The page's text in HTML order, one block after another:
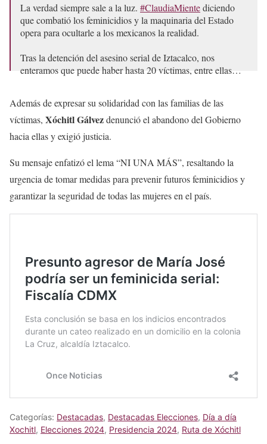
La verdad siempre sale a la luz. #ClaudiaMientediciendo
que combatió los feminicidios y la maquinaria del Estado
opera para ocultarle a los mexicanos la realidad.
Tras la detención del asesino serial de Iztacalco, nos
enteramos que puede haber hasta 20 víctimas, entre ellas…
Además de expresar su solidaridad con las familias de las
víctimas, Xóchitl Gálvezdenunció el abandono del Gobierno
hacia ellas y exigió justicia.
Su mensaje enfatizó el lema “NI UNA MÁS”, resaltando la
urgencia de tomar medidas para prevenir futuros feminicidios y
garantizar la seguridad de todas las mujeres en el país.
Categorías: Destacadas, Destacadas Elecciones, Día a día
Xochitl, Elecciones 2024, Presidencia 2024, Ruta de Xóchitl